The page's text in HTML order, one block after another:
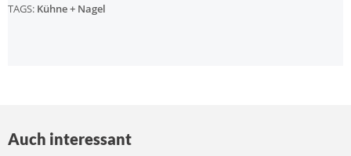
TAGS: Kühne + Nagel
Auch interessant